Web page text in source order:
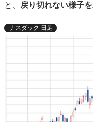
と、 戻り切れない様子
ナスダック 日足